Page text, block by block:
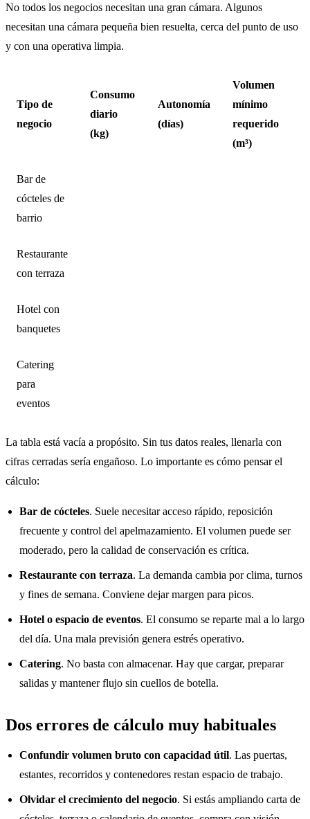
No todos los negocios necesitan una gran cámara. Algunos
necesitan una cámara pequeña bien resuelta, cerca del punto de uso
y con una operativa limpia.
Tipo de
negocio
Consumo
diario
(kg)
Autonomía
(días)
Volumen
mínimo
requerido
(m³)
Bar de
cócteles de
barrio
Restaurante
con terraza
Hotel con
banquetes
Catering
para
eventos
La tabla está vacía a propósito. Sin tus datos reales, llenarla con
cifras cerradas sería engañoso. Lo importante es cómo pensar el
cálculo:
Bar de cócteles. Suele necesitar acceso rápido, reposición
frecuente y control del apelmazamiento. El volumen puede ser
moderado, pero la calidad de conservación es crítica.
Restaurante con terraza. La demanda cambia por clima, turnos
y fines de semana. Conviene dejar margen para picos.
Hotel o espacio de eventos. El consumo se reparte mal a lo largo
del día. Una mala previsión genera estrés operativo.
Catering. No basta con almacenar. Hay que cargar, preparar
salidas y mantener flujo sin cuellos de botella.
Dos errores de cálculo muy habituales
Confundir volumen bruto con capacidad útil. Las puertas,
estantes, recorridos y contenedores restan espacio de trabajo.
Olvidar el crecimiento del negocio. Si estás ampliando carta de